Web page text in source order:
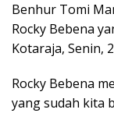
Benhur Tomi
Rocky Bebena
Kotaraja, Senin,
Rocky Bebena
yang sudah kita